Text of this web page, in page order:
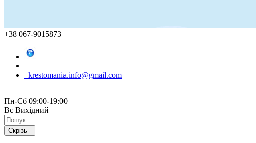
+38 067-9015873
krestomania.info@gmail.com
Пн-Сб 09:00-19:00
Вс Вихідний
Скрізь